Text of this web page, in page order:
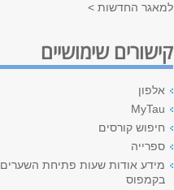
למאגר החדשות >
קישורים שימושיים
אלפון
MyTau
חיפוש קורסים
ספרייה
מידע אודות שעות פתיחת השערים
בקמפוס